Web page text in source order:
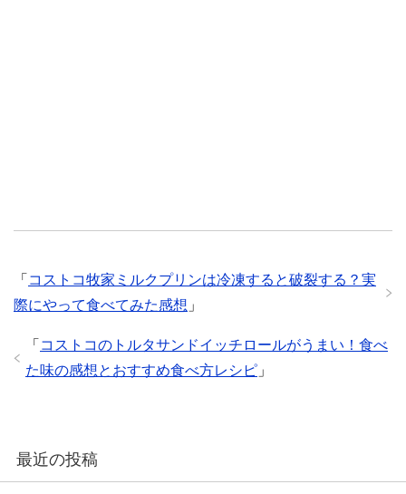
「 コストコ牧家ミルクプリンは冷凍すると破裂する？実
際にやって食べてみた感想 」
「 コストコのトルタサンドイッチロールがうまい！食べ
た味の感想とおすすめ食べ方レシピ 」
最近の投稿